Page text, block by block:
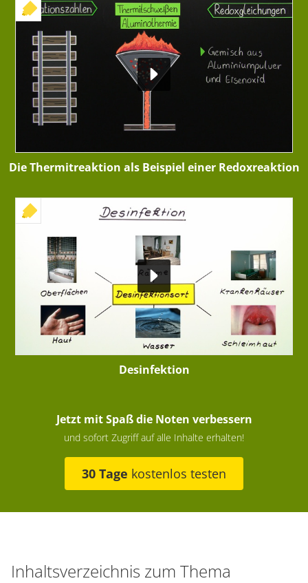
+ INTERAKTIVE ÜBUNG
Die Thermitreaktion als Beispiel einer Redoxreaktion
+ INTERAKTIVE ÜBUNG
Desinfektion
Jetzt mit Spaß die Noten verbessern
und sofort Zugriff auf alle Inhalte erhalten!
30 Tage kostenlos testen
Inhaltsverzeichnis zum Thema